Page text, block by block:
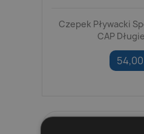
Czepek Pływacki
CAP